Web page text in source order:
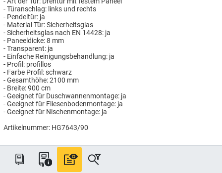
- Türanschlag: links und rechts
- Pendeltür: ja
- Material Tür: Sicherheitsglas
- Sicherheitsglas nach EN 14428: ja
- Paneeldicke: 8 mm
- Transparent: ja
- Einfache Reinigungsbehandlung: ja
- Profil: profillos
- Farbe Profil: schwarz
- Gesamthöhe: 2100 mm
- Breite: 900 cm
- Geeignet für Duschwannenmontage: ja
- Geeignet für Fliesenbodenmontage: ja
- Geeignet für Nischenmontage: ja
Artikelnummer: HG7643/90